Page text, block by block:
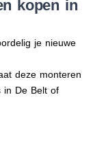
kopen in
je nieuwe
deze monteren
in De Belt of